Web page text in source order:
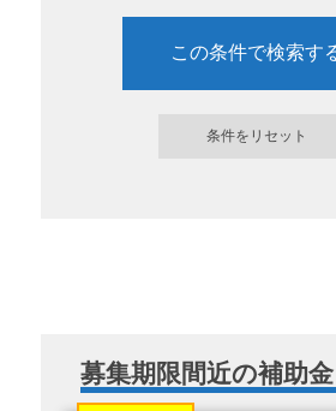
募集期限間近の補助